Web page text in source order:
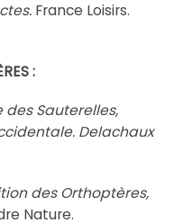
France Loisirs.
:
des Sauterelles,
Delachaux
des Orthoptères,
Nature.